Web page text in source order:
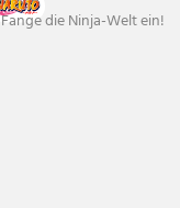
Fange die Ninja-Welt ein!